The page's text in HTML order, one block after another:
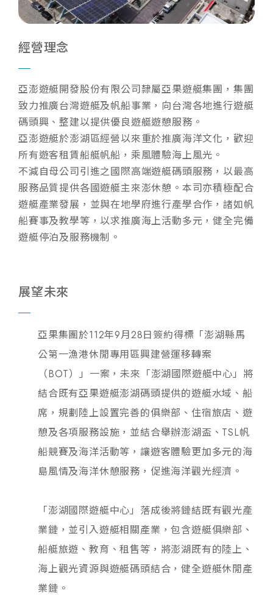
經營理念
亞澎遊艇開發股份有限公司隸屬亞果遊艇集團，集團
致力推廣台灣遊艇及帆船事業，向台灣各地進行遊艇
碼頭興、整建以提供優良遊艇遊憩服務。
亞澎遊艇於澎湖區經營以來重於推廣海洋文化，歡迎
所有遊客租賃船艇帆船，乘風體驗海上風光。
不減自母公司引進之國際高端遊艇碼頭服務，以最高
服務品質提供各國遊艇主來澎休憩。本司亦積極配合
遊艇產業發展，並與在地學府進行產學合作，諸如帆
船賽事及教學等，以求推廣海上活動多元，健全完備
遊艇停泊及服務機制。
展望未來
亞果集團於112年9月28日簽約得標「澎湖縣馬
公第一漁港休閒專用區興建營運移轉案
（BOT）」一案，未來「澎湖國際遊艇中心」將
結合既有亞果遊艇澎湖碼頭提供的遊艇水域、船
席，規劃陸上設置完善的俱樂部、住宿旅店、遊
憩及各項服務設施，並結合舉辦澎湖盃、 TSL帆
船競賽及海洋活動等，讓遊客體驗更加多元的海
島風情及海洋休憩服務，促進海洋觀光經濟。
「澎湖國際遊艇中心」落成後將鏈結既有觀光產
業鏈，並引入遊艇相關產業，包含遊艇俱樂部、
船艇旅遊、教育、租售等，將澎湖既有的陸上、
海上觀光資源與遊艇碼頭結合，健全遊艇休閒產
業鏈。